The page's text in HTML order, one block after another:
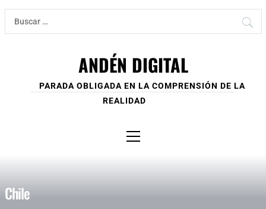
Ir
contenido
Buscar:
ANDÉN DIGITAL
PARADA OBLIGADA EN LA COMPRENSIÓN DE LA
REALIDAD
principal
Chile